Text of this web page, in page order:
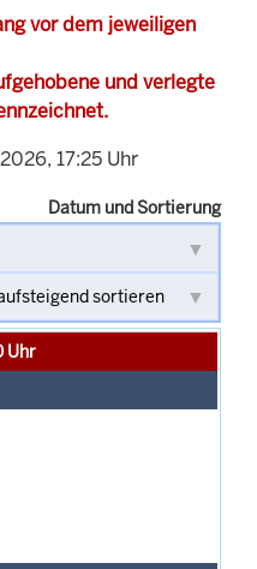
vor dem jeweiligen
und verlegte
17:25 Uhr
Datum und Sortierung
Uhr